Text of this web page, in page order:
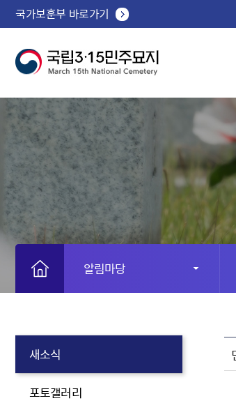
국가보훈부 바로가기
알림마당
새소식
포토갤러리